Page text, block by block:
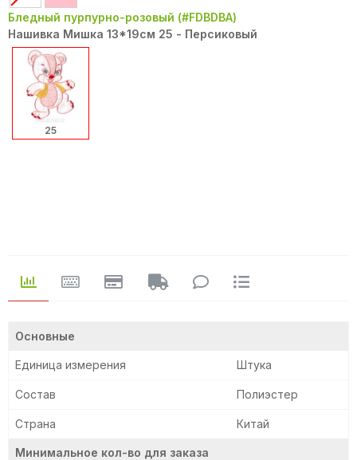
Основные
Единица измерения Штука
Состав Полиэстер
Страна Китай
Минимальное кол-во для заказа
Бледный пурпурно-розовый (#FDBDBA)
Нашивка Мишка 13*19см 25 - Персиковый
25